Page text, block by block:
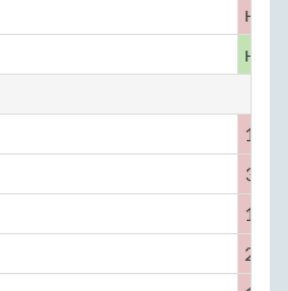
1445
3338
160
2200